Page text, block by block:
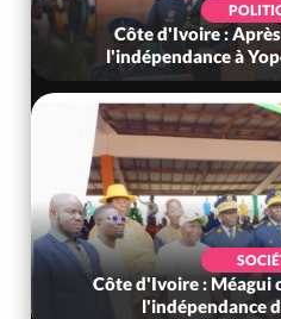
Côte d'Ivoire :
l'indépendance à
Côte d'Ivoire : Méagui
l'indépendance